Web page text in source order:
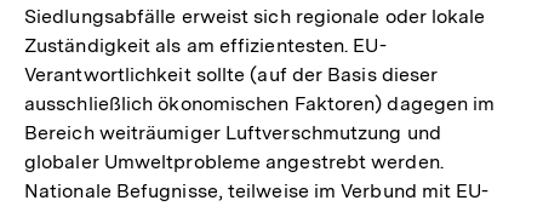
Siedlungsabfälle erweist sich regionale oder lokale
Zuständigkeit als am effizientesten. EU-
Verantwortlichkeit sollte (auf der Basis dieser
ausschließlich ökonomischen Faktoren) dagegen im
Bereich weiträumiger Luftverschmutzung und
globaler Umweltprobleme angestrebt werden.
Nationale Befugnisse, teilweise im Verbund mit EU-